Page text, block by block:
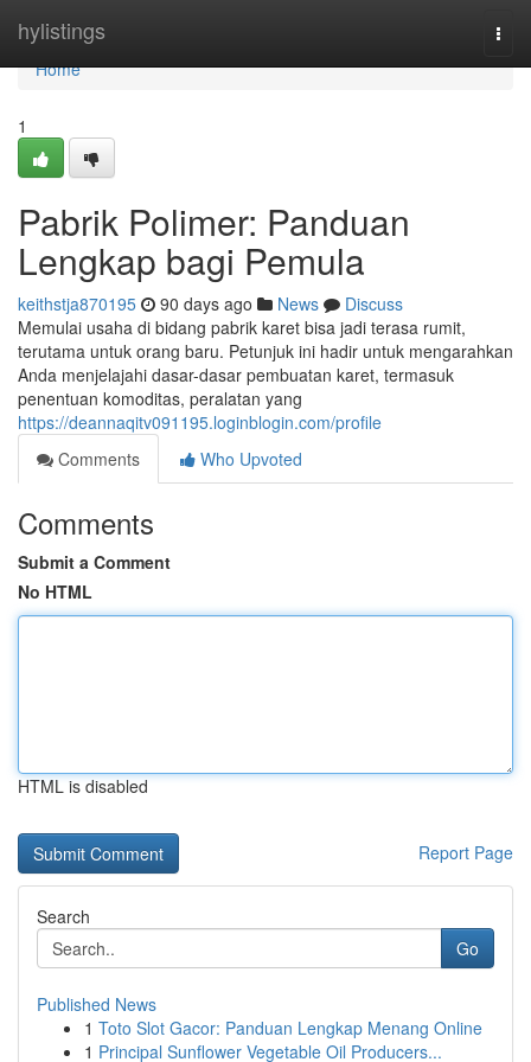
hylistings
Home
Home
1
Pabrik Polimer: Panduan
Lengkap bagi Pemula
keithstja870195 90 days ago News
Discuss
Memulai usaha di bidang pabrik karet bisa jadi terasa rumit,
terutama untuk orang baru. Petunjuk ini hadir untuk mengarahkan
Anda menjelajahi dasar-dasar pembuatan karet, termasuk
penentuan komoditas, peralatan yang
https://deannaqitv091195.loginblogin.com/profile
Comments
Who Upvoted
Comments
Submit a Comment
No HTML
HTML is disabled
Report Page
Search
Go
Published News
1 Toto Slot Gacor: Panduan Lengkap Menang Online
1 Principal Sunflower Vegetable Oil Producers...